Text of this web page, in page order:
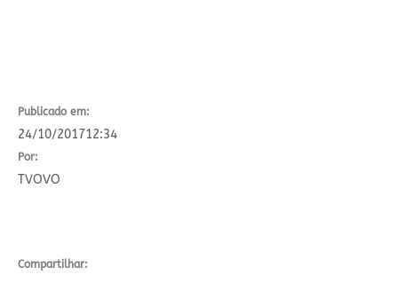
Publicado em:
24/10/201712:34
Por:
TVOVO
Compartilhar: